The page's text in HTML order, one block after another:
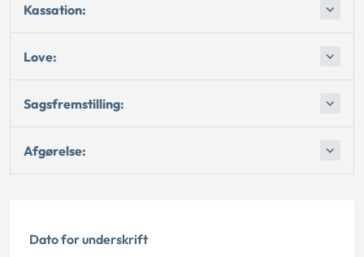
Kassation:
Love:
Sagsfremstilling:
Afgørelse:
Dato for underskrift